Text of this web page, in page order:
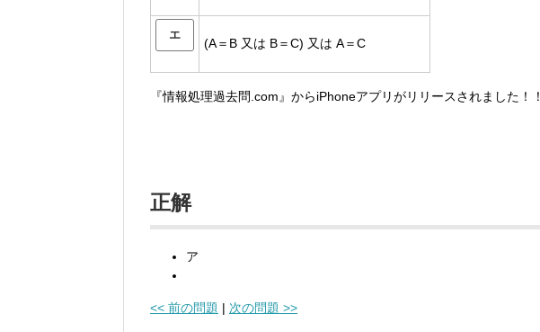
エ
(A＝B 又は B＝C) 又は A＝C
『情報処理過去問.com』からiPhoneアプリがリリースされました！！
正解
ア
<< 前の問題 | 次の問題 >>